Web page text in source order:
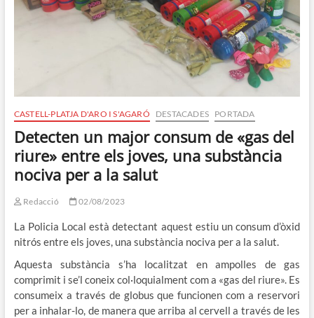
CASTELL-PLATJA D'ARO I S'AGARÓ DESTACADES PORTADA
Detecten un major consum de «gas del
riure» entre els joves, una substància
nociva per a la salut
Redacció 02/08/2023
La Policia Local està detectant aquest estiu un consum d’òxid
nitrós entre els joves, una substància nociva per a la salut.
Aquesta substància s’ha localitzat en ampolles de gas
comprimit i se’l coneix col·loquialment com a «gas del riure». Es
consumeix a través de globus que funcionen com a reservori
per a inhalar-lo, de manera que arriba al cervell a través de les